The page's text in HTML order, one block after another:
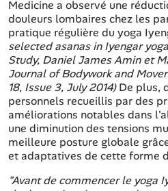
Medicine a observé une
douleurs lombaires chez les
pratique régulière du yoga
selected asanas in Iyengar
Study, Daniel James Amin et
Journal of Bodywork and
18, Issue 3, July 2014)De plus,
personnels recueillis par des
améliorations notables dans
une diminution des tensions
meilleure posture globale
et adaptatives de cette forme
"Avant de commencer le yoga